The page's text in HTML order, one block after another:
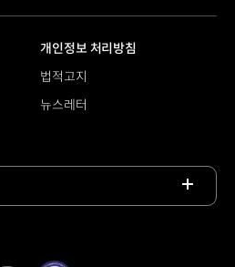
tv
개인정보 처리방침
법적고지
뉴스레터